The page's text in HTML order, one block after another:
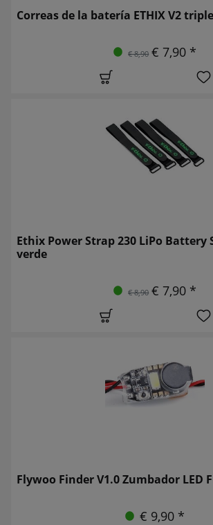
Correas de la batería ETHIX V2
€ 8,90 € 7,90 *
Ethix Power Strap 230 LiPo Battery
verde
€ 8,90 € 7,90 *
Flywoo Finder V1.0 Zumbador LED
€ 9,90 *